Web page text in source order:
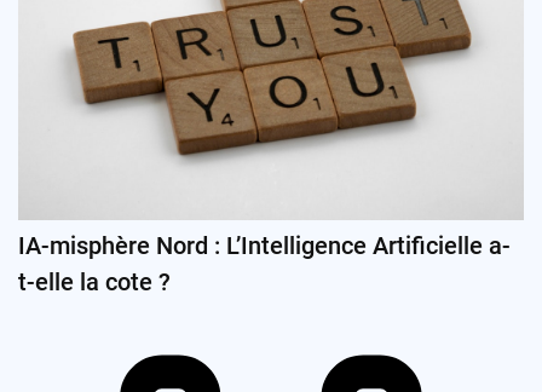
IA-misphère Nord : L’Intelligence Artificielle a-
t-elle la cote ?